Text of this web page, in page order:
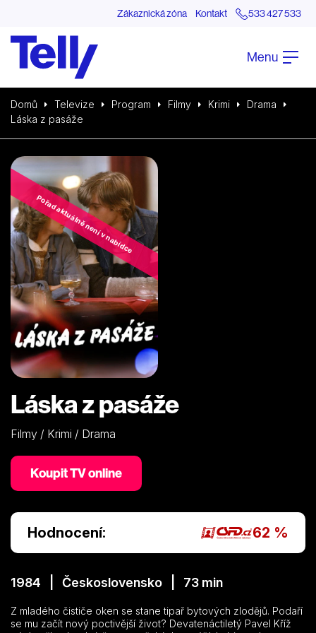
Zákaznická zóna Kontakt 533 427 533
Menu
Domů Televize Program Filmy Krimi
Drama
Láska z pasáže
Pořad aktuálně není v nabídce
Láska z pasáže
Filmy / Krimi / Drama
Koupit TV online
Hodnocení: 62 %
1984 | Československo | 73 min
Z mladého čističe oken se stane tipař bytových zlodějů. Podaří
se mu začít nový poctivější život? Devatenáctiletý Pavel Kříž